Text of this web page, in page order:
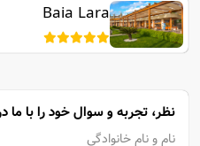
Baia Lara
نظر، تجربه و سوال خود را با ما
نام و نام خانوادگی